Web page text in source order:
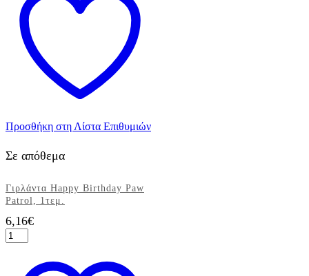
Προσθήκη στη Λίστα Επιθυμιών
Σε απόθεμα
Γιρλάντα Happy Birthday Paw
Patrol, 1τεμ.
6,16€
Γιρλάντα
Happy